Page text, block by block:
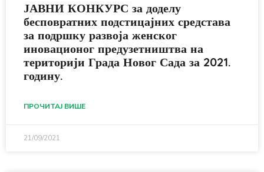
ЈАВНИ КОНКУРС за доделу
бесповратних подстицајних средстава
за подршку развоја женског
иновационог предузетништва на
територији Града Новог Сада за 2021.
годину.
ПРОЧИТАЈ ВИШЕ
21/09/2021